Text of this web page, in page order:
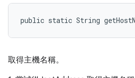
public static String
取得主機名稱。